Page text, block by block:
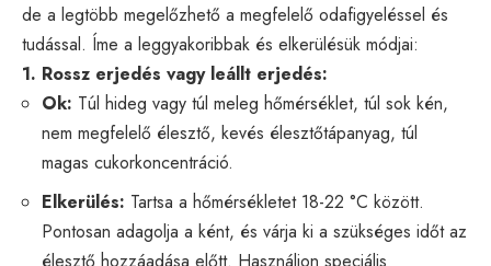
de a legtöbb megelőzhető a megfelelő odafigyeléssel és
tudással. Íme a leggyakoribbak és elkerülésük módjai:
1. Rossz erjedés vagy leállt erjedés:
Ok: Túl hideg vagy túl meleg hőmérséklet, túl sok kén,
nem megfelelő élesztő, kevés élesztőtápanyag, túl
magas cukorkoncentráció.
Elkerülés: Tartsa a hőmérsékletet 18-22 °C között.
Pontosan adagolja a ként, és várja ki a szükséges időt az
élesztő hozzáadása előtt. Használjon speciális